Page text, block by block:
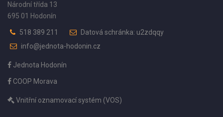
Národní třída 13
695 01 Hodonín
518 389 211
Datová schránka: u2zdqqy
info@jednota-hodonin.cz
Jednota Hodonín
COOP Morava
Vnitřní oznamovací systém (VOS)